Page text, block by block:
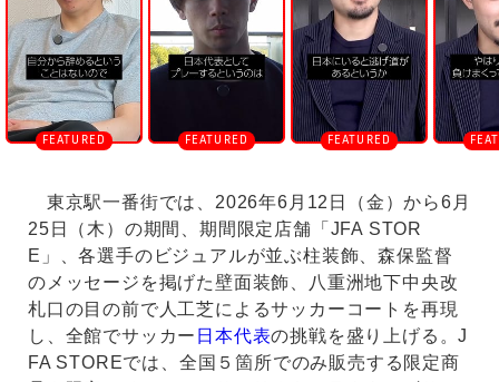
e
東京駅一番街では、2026年6月12日（金）から6月
25日（木）の期間、期間限定店舗「JFA STOR
E」、各選手のビジュアルが並ぶ柱装飾、森保監督
のメッセージを掲げた壁面装飾、八重洲地下中央改
札口の目の前で人工芝によるサッカーコートを再現
し、全館でサッカー 日本代表の挑戦を盛り上げる。J
FA STOREでは、全国５箇所でのみ販売する限定商